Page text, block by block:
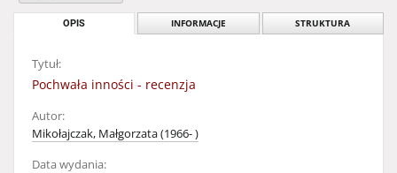
OPIS INFORMACJE STRUKTURA
Tytuł:
Pochwała inności - recenzja
Autor:
Mikołajczak, Małgorzata (1966- )
Data wydania: